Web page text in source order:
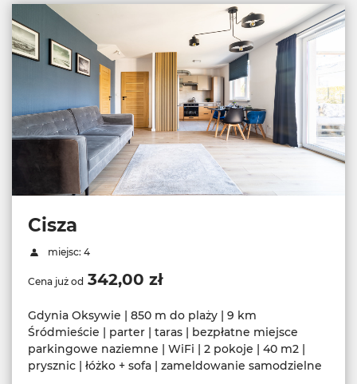
Cisza
miejsc: 4
Cena już od 342,00 zł
Gdynia Oksywie | 850 m do plaży | 9 km
Śródmieście | parter | taras | bezpłatne miejsce
parkingowe naziemne | WiFi | 2 pokoje | 40 m2 |
prysznic | łóżko + sofa | zameldowanie samodzielne